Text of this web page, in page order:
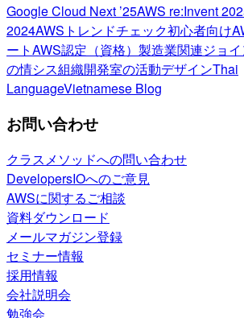
Google Cloud Next ’25AWS re:Invent
2024AWSトレンドチェック初心者向け
ートAWS認定（資格） 製造業関連ジョ
の情シス組織開発室の活動デザインThai
LanguageVietnamese Blog
お問い合わせ
クラスメソッドへの問い合わせ
DevelopersIOへのご意見
AWSに関するご相談
資料ダウンロード
メールマガジン登録
セミナー情報
採用情報
会社説明会
勉強会